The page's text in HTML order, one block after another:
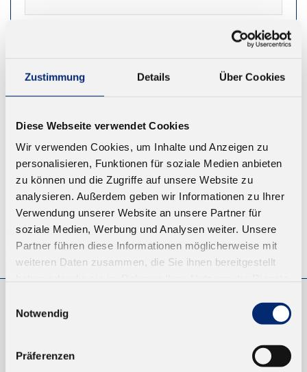
Zustimmung Details Über Cookies
Diese Webseite verwendet Cookies
Wir verwenden Cookies, um Inhalte und Anzeigen zu
personalisieren, Funktionen für soziale Medien anbieten
zu können und die Zugriffe auf unsere Website zu
analysieren. Außerdem geben wir Informationen zu Ihrer
Verwendung unserer Website an unsere Partner für
soziale Medien, Werbung und Analysen weiter. Unsere
Partner führen diese Informationen möglicherweise mit
weiteren Daten zusammen, die Sie ihnen bereitgestellt
Notwendig
Präferenzen
REGISTRIEREN
© KLEIBERIT SE & CO. KG, Max-Becker-Str. 4, 76356 Weingarten,
Germany
EINKAUFEN
VERSAND UND ZAHLUNG